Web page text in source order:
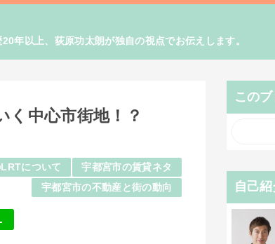
年以上、荻原功太朗が独自の視点でお伝えします。
く中心市街地！？
について
宇都宮市の賃貸ネタ
宇都宮市の不動産と街の動向
この
自己